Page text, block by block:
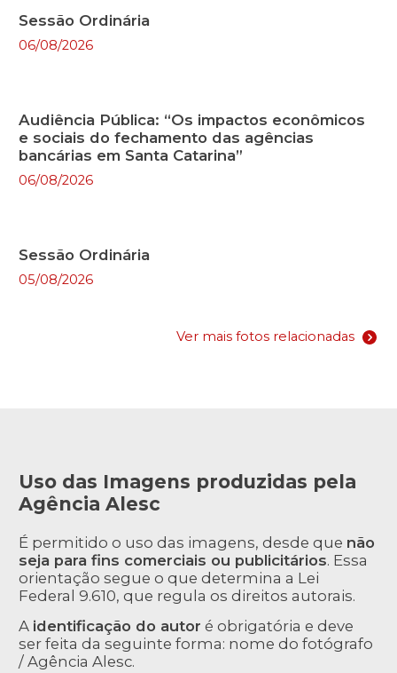
Sessão Ordinária
06/08/2026
Audiência Pública: “Os impactos econômicos
e sociais do fechamento das agências
bancárias em Santa Catarina”
06/08/2026
Sessão Ordinária
05/08/2026
Ver mais fotos relacionadas
Uso das Imagens produzidas pela
Agência Alesc
É permitido o uso das imagens, desde que não
seja para fins comerciais ou publicitários. Essa
orientação segue o que determina a Lei
Federal 9.610, que regula os direitos autorais.
A identificação do autor é obrigatória e deve
ser feita da seguinte forma: nome do fotógrafo
/ Agência Alesc.